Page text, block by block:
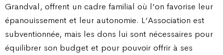
Grandval, offrent un cadre familial où l’on favorise leur
épanouissement et leur autonomie. L’Association est
subventionnée, mais les dons lui sont nécessaires pour
équilibrer son budget et pour pouvoir offrir à ses